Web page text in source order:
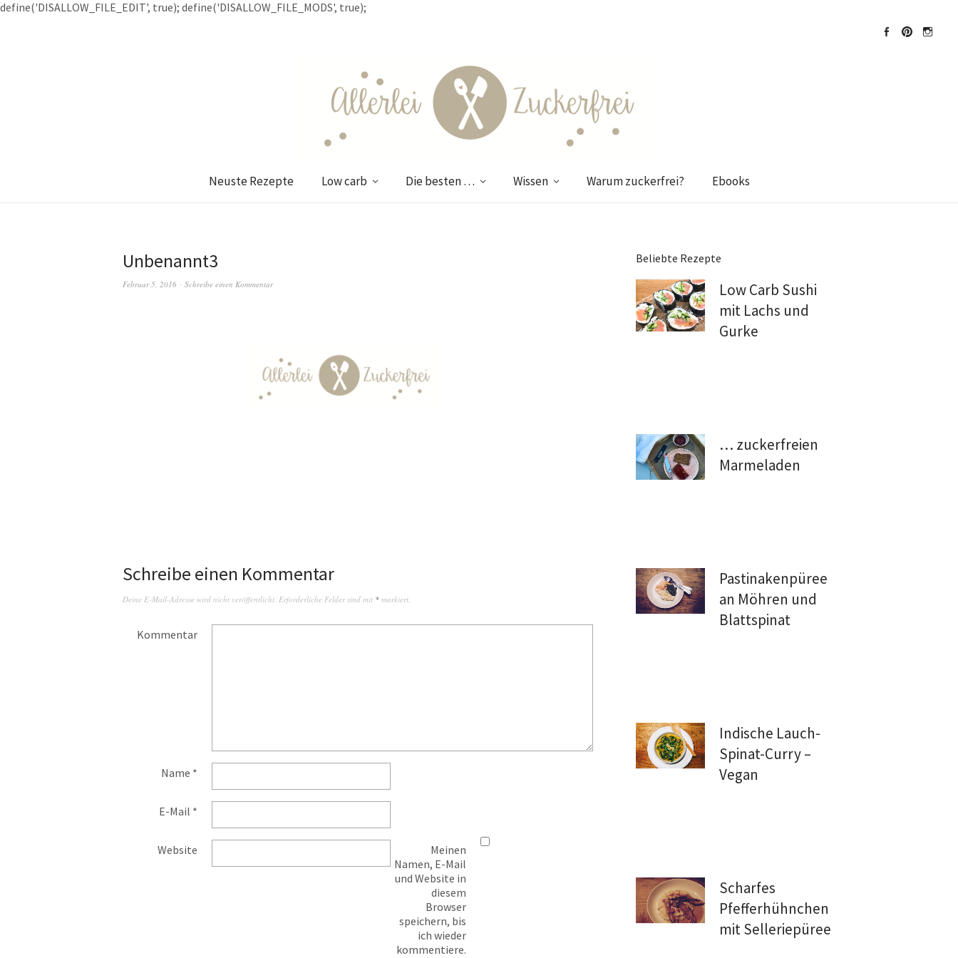
define('DISALLOW_FILE_EDIT', true); define('DISALLOW_FILE_MODS', true);
Neuste Rezepte Low carb Die besten … Wissen Warum zuckerfrei? Ebooks
Unbenannt3
Februar 5, 2016 Schreibe einen Kommentar
Schreibe einen Kommentar
Deine E-Mail-Adresse wird nicht veröffentlicht. Erforderliche Felder sind mit * markiert.
Kommentar
Name *
E-Mail *
Website
Meinen
Namen, E-Mail
und Website in
diesem
Browser
speichern, bis
ich wieder
kommentiere.
Beliebte Rezepte
Low Carb Sushi
mit Lachs und
Gurke
… zuckerfreien
Marmeladen
Pastinakenpüree
an Möhren und
Blattspinat
Indische Lauch-
Spinat-Curry –
Vegan
Scharfes
Pfefferhühnchen
mit Selleriepüree